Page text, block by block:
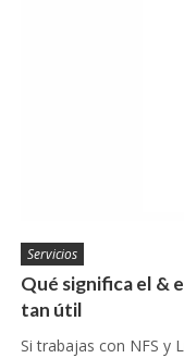
Servicios
Qué significa el &
tan útil
Si trabajas con NFS y